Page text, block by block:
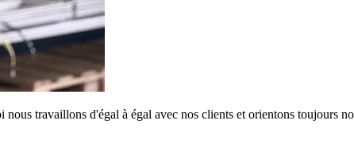
travaillons d'égal à égal avec nos clients et orientons toujours